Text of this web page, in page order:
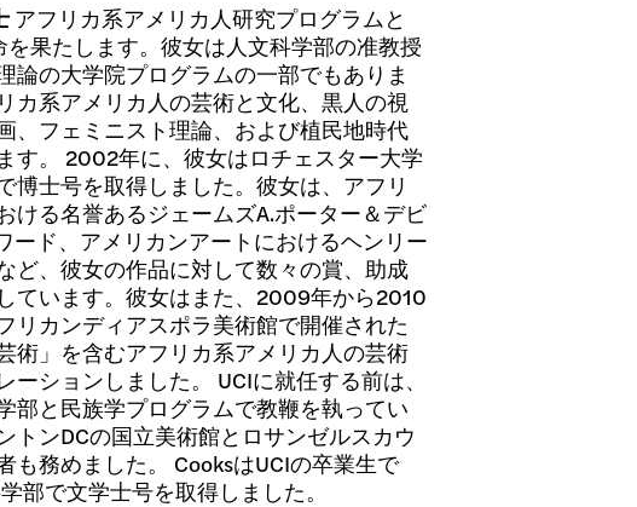
アフリカ系アメリカ人研究プログラムと
果たします。彼女は人文科学部の准教授
論の大学院プログラムの一部でもありま
カ系アメリカ人の芸術と文化、黒人の視
、フェミニスト理論、および植民地時代
す。 2002年に、彼女はロチェスター大学
博士号を取得しました。彼女は、アフリ
ける名誉あるジェームズA.ポーター＆デビ
ード、アメリカンアートにおけるヘンリー
ど、彼女の作品に対して数々の賞、助成
ています。彼女はまた、2009年から2010
リカンディアスポラ美術館で開催された
術」を含むアフリカ系アメリカ人の芸術
ションしました。 UCIに就任する前は、
部と民族学プログラムで教鞭を執ってい
トンDCの国立美術館とロサンゼルスカウ
も務めました。 CooksはUCIの卒業生で
部で文学士号を取得しました。